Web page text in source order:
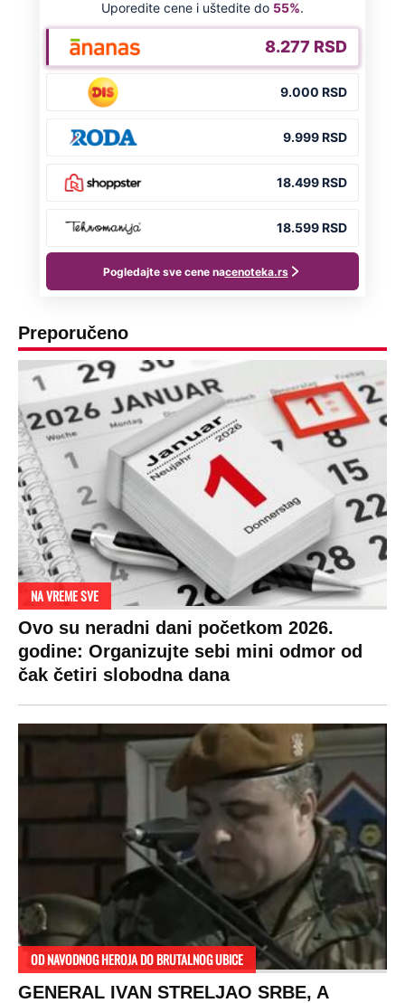
Preporučeno
NA VREME SVE
Ovo su neradni dani početkom 2026.
godine: Organizujte sebi mini odmor od
čak četiri slobodna dana
OD NAVODNOG HEROJA DO BRUTALNOG UBICE
GENERAL IVAN STRELJAO SRBE, A